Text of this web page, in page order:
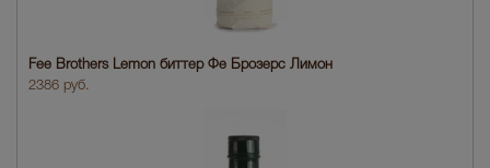
Fee Brothers Lemon биттер Фе Брозерс Лимон
2386 руб.